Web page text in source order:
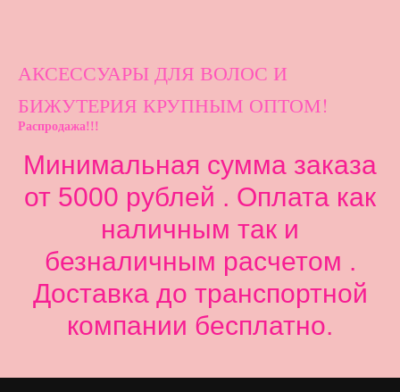
АКСЕССУАРЫ ДЛЯ ВОЛОС И
БИЖУТЕРИЯ КРУПНЫМ ОПТОМ!
Распродажа!!!
Минимальная сумма заказа
от 5000 рублей . Оплата как
наличным так и
безналичным расчетом .
Доставка до транспортной
компании бесплатно.